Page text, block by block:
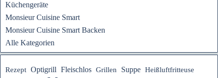
Küchengeräte
Monsieur Cuisine Smart
Monsieur Cuisine Smart Backen
Alle Kategorien
Rezept Optigrill Fleischlos Grillen Suppe Heißluftfritteuse